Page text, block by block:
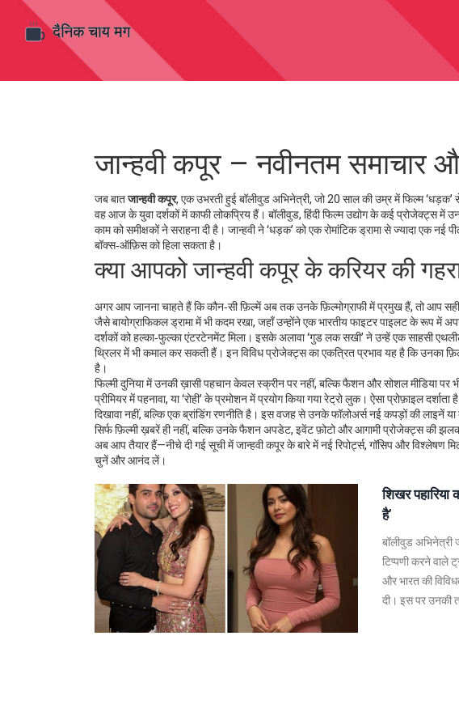
जान्हवी कपूर – नवीनतम समाचार
जब बातजान्हवी कपूर, एक उभरती हुई बॉलीवुड अभिनेत्री, जो 20 साल की उम्र में फिल्म
वह आज के युवा दर्शकों में काफी लोकप्रिय हैं। बॉलीवुड, हिंदी फिल्म उद्योगके कई प्रोजेक्ट्स में
काम को समीक्षकों ने सराहना दी है। जान्हवी ने ‘धड़क’ को एक रोमांटिक ड्रामा से ज्यादा एक
बॉक्स‑ऑफ़िस को हिला सकता है।
क्या आपको जान्हवी कपूर के करियर की
अगर आप जानना चाहते हैं कि कौन‑सी फ़िल्में अब तक उनके फ़िल्मोग्राफी में प्रमुख हैं, तो आप
जैसे बायोग्राफिकल ड्रामा में भी कदम रखा, जहाँ उन्होंने एक भारतीय फाइटर पाइलट के रूप में
दर्शकों को हल्का‑फुल्का एंटरटेनमेंट मिला। इसके अलावा ‘गुड लक सखी’ ने उन्हें एक साहसी
थ्रिलर में भी कमाल कर सकती हैं। इन विविध प्रोजेक्ट्स का एकत्रित प्रभाव यह है कि उनका
है।
फिल्मी दुनिया में उनकी ख़ासी पहचान केवल स्क्रीन पर नहीं, बल्कि फैशन और सोशल
प्रीमियर में पहनावा, या ‘रोही’ के प्रमोशन में प्रयोग किया गया रेट्रो लुक। ऐसा प्रोफ़ाइल दर्शाता
दिखावा नहीं, बल्कि एक ब्रांडिंग रणनीति है। इस वजह से उनके फॉलोअर्स नई कपड़ों की लाइनें
सिर्फ फ़िल्मी ख़बरें ही नहीं, बल्कि उनके फैशन अपडेट, इवेंट फ़ोटो और आगामी प्रोजेक्ट्स की
अब आप तैयार हैं—नीचे दी गई सूची में जान्हवी कपूर के बारे में नई रिपोर्ट्स, गॉसिप और विश्लेषण
चुनें और आनंद लें।
शिखर
है'
बॉलीवुड अभिनेत्री
टिप्पणी करने वाले
और भारत की
दी। इस पर उनकी